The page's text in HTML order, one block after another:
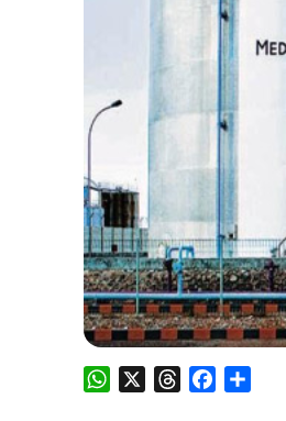
WhatsApp ThreadsFacebook